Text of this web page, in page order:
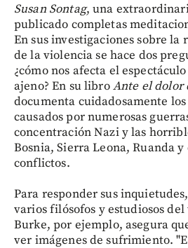
Susan Sontag, una
publicado completas
En sus investigaciones sobre
de la violencia se hace dos
¿cómo nos afecta el
ajeno? En su libroAnte el dolor
documenta cuidadosamente
causados por numerosas
concentración Nazi y las
Bosnia, Sierra Leona, Ruanda y
conflictos.
Para responder sus
varios filósofos y estudiosos
Burke, por ejemplo, asegura
ver imágenes de sufrimiento.